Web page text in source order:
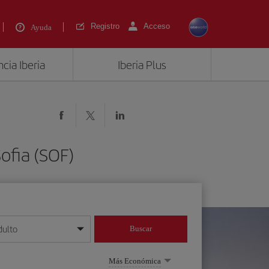
Ayuda Registro Acceso
Iberia Iberia Plus
(SOF)
mes/año
Buscar
Más Económica